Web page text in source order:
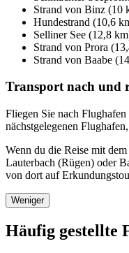
Strand von Binz (10
Hundestrand (10,6
Selliner See (12,8
Strand von Prora
Strand von Baabe
Transport nach und
Fliegen Sie nach
nächstgelegenen
Wenn du die Reise mit
Lauterbach (Rügen) oder
von dort auf
Weniger
Häufig gestellte